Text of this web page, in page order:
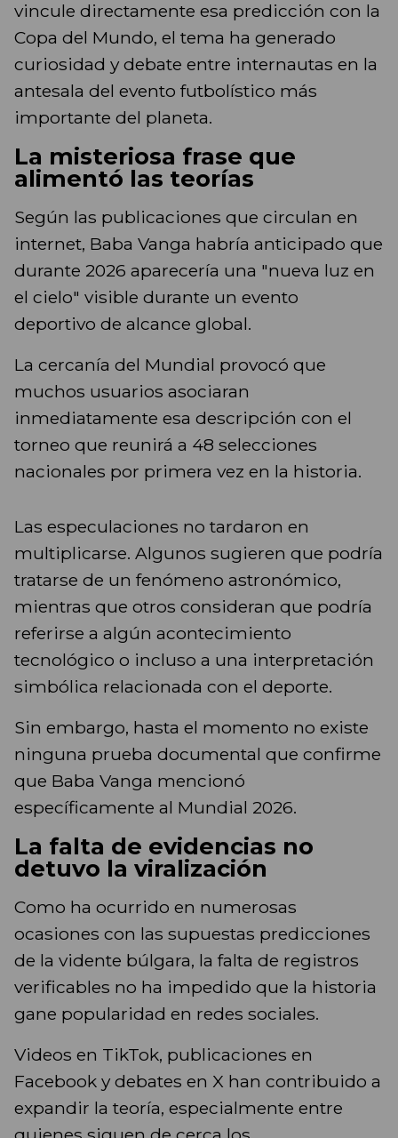
vincule directamente esa predicción con la
Copa del Mundo, el tema ha generado
curiosidad y debate entre internautas en la
antesala del evento futbolístico más
importante del planeta.
La misteriosa frase que
alimentó las teorías
Según las publicaciones que circulan en
internet, Baba Vanga habría anticipado que
durante 2026 aparecería una "nueva luz en
el cielo" visible durante un evento
deportivo de alcance global.
La cercanía del Mundial provocó que
muchos usuarios asociaran
inmediatamente esa descripción con el
torneo que reunirá a 48 selecciones
nacionales por primera vez en la historia.
Las especulaciones no tardaron en
multiplicarse. Algunos sugieren que podría
tratarse de un fenómeno astronómico,
mientras que otros consideran que podría
referirse a algún acontecimiento
tecnológico o incluso a una interpretación
simbólica relacionada con el deporte.
Sin embargo, hasta el momento no existe
ninguna prueba documental que confirme
que Baba Vanga mencionó
específicamente al Mundial 2026.
La falta de evidencias no
detuvo la viralización
Como ha ocurrido en numerosas
ocasiones con las supuestas predicciones
de la vidente búlgara, la falta de registros
verificables no ha impedido que la historia
gane popularidad en redes sociales.
Videos en TikTok, publicaciones en
Facebook y debates en X han contribuido a
expandir la teoría, especialmente entre